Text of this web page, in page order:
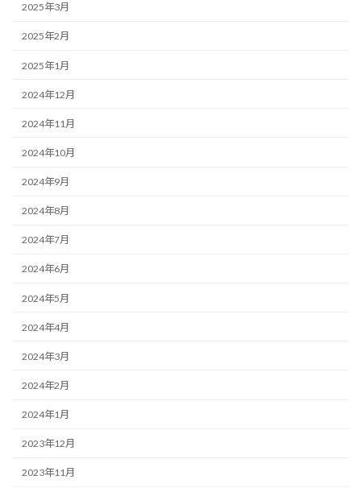
2025年3月
2025年2月
2025年1月
2024年12月
2024年11月
2024年10月
2024年9月
2024年8月
2024年7月
2024年6月
2024年5月
2024年4月
2024年3月
2024年2月
2024年1月
2023年12月
2023年11月